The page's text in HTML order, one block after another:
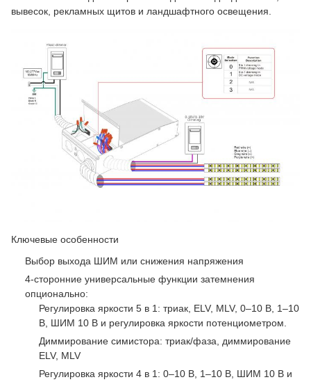
вывесок, рекламных щитов и ландшафтного освещения.
Ключевые особенности
Выбор выхода ШИМ или снижения напряжения
4-сторонние универсальные функции затемнения
опционально:
Регулировка яркости 5 в 1: триак, ELV, MLV, 0–10 В, 1–10
В, ШИМ 10 В и регулировка яркости потенциометром.
Диммирование симистора: триак/фаза, диммирование
ELV, MLV
Регулировка яркости 4 в 1: 0–10 В, 1–10 В, ШИМ 10 В и